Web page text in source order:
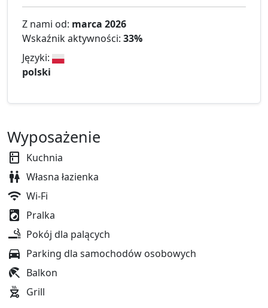
Z nami od: marca 2026
Wskaźnik aktywności: 33%
Języki:
polski
Wyposażenie
Kuchnia
Własna łazienka
Wi-Fi
Pralka
Pokój dla palących
Parking dla samochodów osobowych
Balkon
Grill